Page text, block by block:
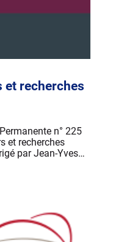
et recherches
n° 225
et recherches
par Jean-Yves…